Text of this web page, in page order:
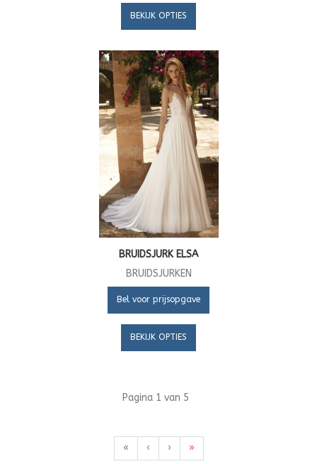
BEKIJK OPTIES
BRUIDSJURK ELSA
BRUIDSJURKEN
Bel voor prijsopgave
BEKIJK OPTIES
Pagina 1 van 5
« ‹ › »